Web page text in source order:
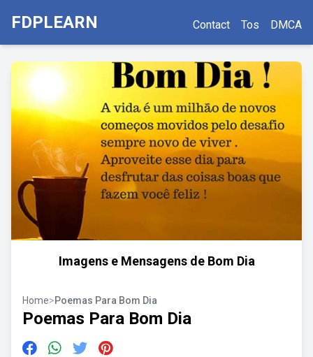
FDPLEARN Contact Tos DMCA
Imagens e Mensagens de Bom Dia
Home>Poemas Para Bom Dia
Poemas Para Bom Dia